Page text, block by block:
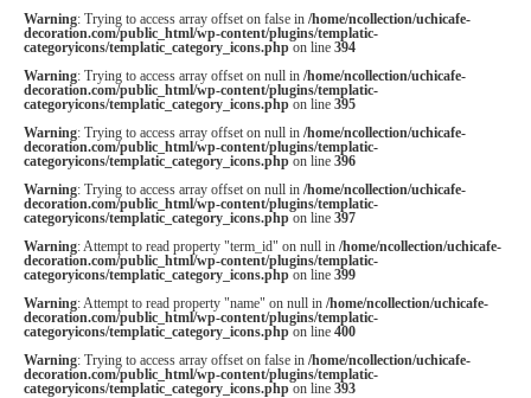
Warning: Trying to access array offset on false in /home/ncollection/uchicafe-
decoration.com/public_html/wp-content/plugins/templatic-
categoryicons/templatic_category_icons.phpon line 394
Warning: Trying to access array offset on null in /home/ncollection/uchicafe-
decoration.com/public_html/wp-content/plugins/templatic-
categoryicons/templatic_category_icons.phpon line 395
Warning: Trying to access array offset on null in /home/ncollection/uchicafe-
decoration.com/public_html/wp-content/plugins/templatic-
categoryicons/templatic_category_icons.phpon line 396
Warning: Trying to access array offset on null in /home/ncollection/uchicafe-
decoration.com/public_html/wp-content/plugins/templatic-
categoryicons/templatic_category_icons.phpon line 397
Warning: Attempt to read property "term_id" on null in /home/ncollection/uchicafe-
decoration.com/public_html/wp-content/plugins/templatic-
categoryicons/templatic_category_icons.phpon line 399
Warning: Attempt to read property "name" on null in /home/ncollection/uchicafe-
decoration.com/public_html/wp-content/plugins/templatic-
categoryicons/templatic_category_icons.phpon line 400
Warning: Trying to access array offset on false in /home/ncollection/uchicafe-
decoration.com/public_html/wp-content/plugins/templatic-
categoryicons/templatic_category_icons.phpon line 393